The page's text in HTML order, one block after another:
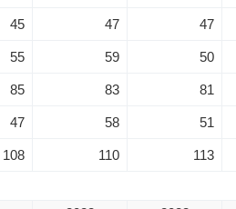
45 47 47
55 59 50
85 83 81
47 58 51
108 110 113